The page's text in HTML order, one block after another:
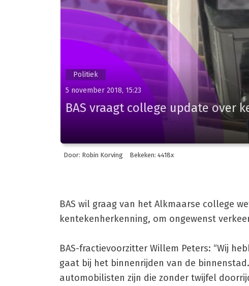
Politiek
5 november 2018, 15:23
BAS vraagt college update over
Door: Robin Korving Bekeken: 4418x
BAS wil graag van het Alkmaarse college
kentekenherkenning, om ongewenst
BAS-fractievoorzitter Willem Peters: “Wij
gaat bij het binnenrijden van de
automobilisten zijn die zonder twijfel